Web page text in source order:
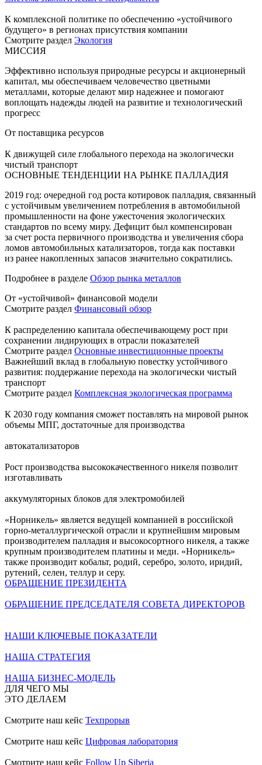
К комплексной политике по обеспечению «устойчивого
будущего» в регионах присутствия компании
Смотрите раздел Экология
МИССИЯ
Эффективно используя природные ресурсы и акционерный
капитал, мы обеспечиваем человечество цветными
металлами, которые делают мир надежнее и помогают
воплощать надежды людей на развитие и технологический
прогресс
От поставщика ресурсов
К движущей силе глобального перехода на экологически
чистый транспорт
ОСНОВНЫЕ ТЕНДЕНЦИИ НА РЫНКЕ ПАЛЛАДИЯ
2019 год: очередной год роста котировок палладия, связанный
с устойчивым увеличением потребления в автомобильной
промышленности на фоне ужесточения экологических
стандартов по всему миру. Дефицит был компенсирован
за счет роста первичного производства и увеличения сбора
ломов автомобильных катализаторов, тогда как поставки
из ранее накопленных запасов значительно сократились.
Подробнее в разделе Обзор рынка металлов
От «устойчивой» финансовой модели
Смотрите раздел Финансовый обзор
К распределению капитала обеспечивающему рост при
сохранении лидирующих в отрасли показателей
Смотрите раздел Основные инвестиционные проекты
Важнейший вклад в глобальную повестку устойчивого
развития: поддержание перехода на экологически чистый
транспорт
Смотрите раздел Комплексная экологическая программа
К 2030 году компания сможет поставлять на мировой рынок
объемы МПГ, достаточные для производства
автокатализаторов
Рост производства высококачественного никеля позволит
изготавливать
аккумуляторных блоков для электромобилей
«Норникель» является ведущей компанией в российской
горно-металлургической отрасли и крупнейшим мировым
производителем палладия и высокосортного никеля, а также
крупным производителем платины и меди. «Норникель»
также производит кобальт, родий, серебро, золото, иридий,
рутений, селен, теллур и серу.
ОБРАЩЕНИЕ ПРЕЗИДЕНТА
ОБРАЩЕНИЕ ПРЕДСЕДАТЕЛЯ СОВЕТА ДИРЕКТОРОВ
НАШИ КЛЮЧЕВЫЕ ПОКАЗАТЕЛИ
НАША СТРАТЕГИЯ
НАША БИЗНЕС-МОДЕЛЬ
ДЛЯ ЧЕГО МЫ
ЭТО ДЕЛАЕМ
Смотрите наш кейс Техпрорыв
Смотрите наш кейс Цифровая лаборатория
Смотрите наш кейс Follow Up Siberia